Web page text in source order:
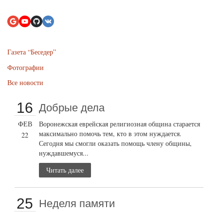
Газета “Беседер”
Фотографии
Все новости
16
ФЕВ
22
Добрые дела
Воронежская еврейская религиозная община старается
максимально помочь тем, кто в этом нуждается.
Сегодня мы смогли оказать помощь члену общины,
нуждавшемуся...
Читать далее
25 Неделя памяти